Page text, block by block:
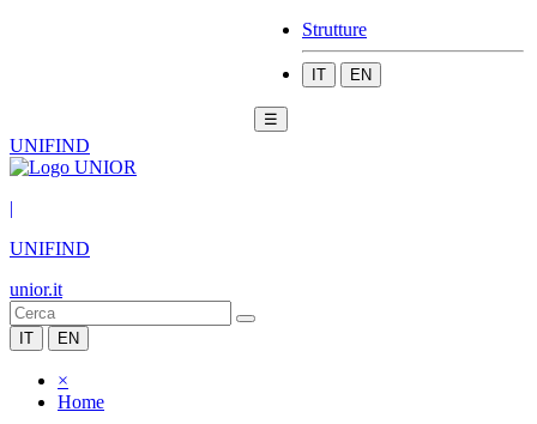
Strutture
IT EN
☰
UNIFIND
|
UNIFIND
unior.it
IT EN
×
Home